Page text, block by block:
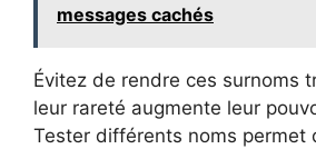
messages cachés
Évitez de rendre ces surnoms
leur rareté augmente leur
Tester différents noms permet